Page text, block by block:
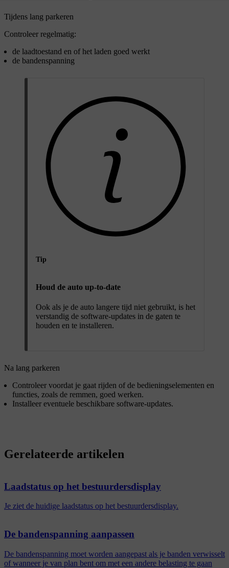
Tijdens lang parkeren
Controleer regelmatig:
de laadtoestand en of het laden goed werkt
de bandenspanning
Tip
Houd de auto up-to-date
Ook als je de auto langere tijd niet gebruikt, is het
verstandig de software-updates in de gaten te
houden en te installeren.
Na lang parkeren
Controleer voordat je gaat rijden of de bedieningselementen en
functies, zoals de remmen, goed werken.
Installeer eventuele beschikbare software-updates.
Gerelateerde artikelen
Laadstatus op het bestuurdersdisplay
Je ziet de huidige laadstatus op het bestuurdersdisplay.
De bandenspanning aanpassen
De bandenspanning moet worden aangepast als je banden verwisselt
of wanneer je van plan bent om met een andere belasting te gaan